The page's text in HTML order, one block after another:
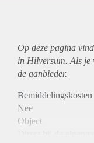
Op deze pagina
in Hilversum. Als je
de aanbieder.
Bemiddelingskosten
Nee
Object